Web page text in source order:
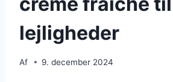
lejligheder
Af 9. december 2024